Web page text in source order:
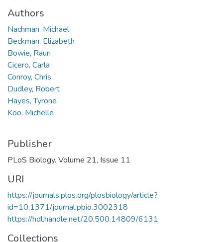
Authors
Nachman, Michael
Beckman, Elizabeth
Bowie, Rauri
Cicero, Carla
Conroy, Chris
Dudley, Robert
Hayes, Tyrone
Koo, Michelle
Publisher
PLoS Biology. Volume 21, Issue 11
URI
https://journals.plos.org/plosbiology/article?
id=10.1371/journal.pbio.3002318
https://hdl.handle.net/20.500.14809/6131
Collections